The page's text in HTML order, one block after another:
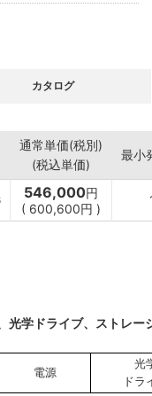
カタログ
通常単価(税別)
(税込単価)
最小
546,000円
( 600,600円 )
光学ドライブ、ストレ
電源
光
ドラ